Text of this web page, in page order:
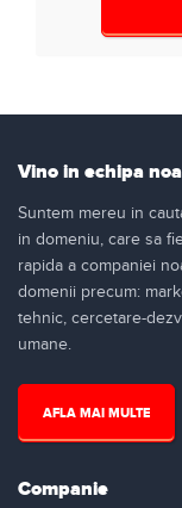
Vino in echipa
Suntem mereu in
in domeniu, care sa
rapida a companiei
domenii precum:
tehnic, cercetare-
umane.
AFLA MAI MULTE
Companie